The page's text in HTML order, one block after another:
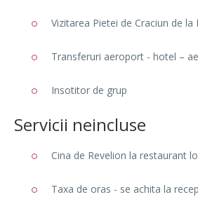
Vizitarea Pietei de Craciun de la
Transferuri aeroport - hotel –
Insotitor de grup
Servicii neincluse
Cina de Revelion la restaurant
Taxa de oras - se achita la